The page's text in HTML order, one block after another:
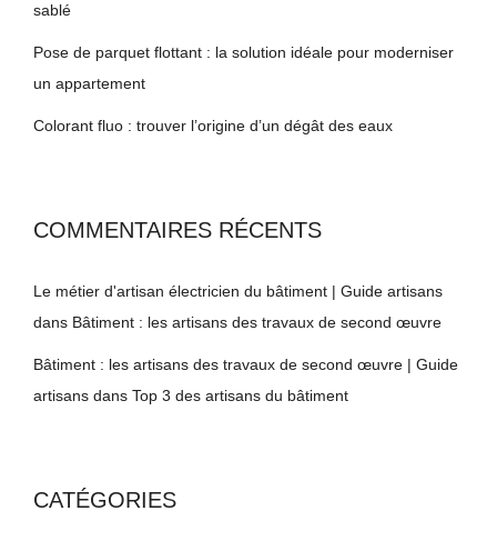
sablé
Pose de parquet flottant : la solution idéale pour moderniser
un appartement
Colorant fluo : trouver l’origine d’un dégât des eaux
COMMENTAIRES RÉCENTS
Le métier d'artisan électricien du bâtiment | Guide artisans
dans Bâtiment : les artisans des travaux de second œuvre
Bâtiment : les artisans des travaux de second œuvre | Guide
artisans dans Top 3 des artisans du bâtiment
CATÉGORIES